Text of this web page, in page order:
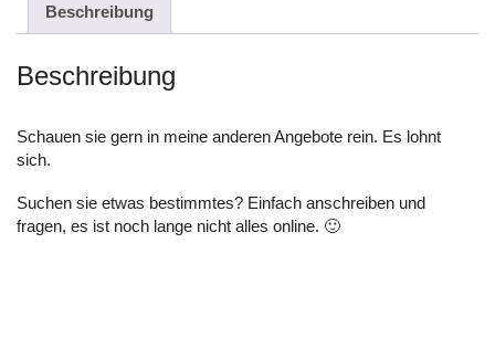
Beschreibung
Beschreibung
Schauen sie gern in meine anderen Angebote rein. Es lohnt
sich.
Suchen sie etwas bestimmtes? Einfach anschreiben und
fragen, es ist noch lange nicht alles online. 🙂